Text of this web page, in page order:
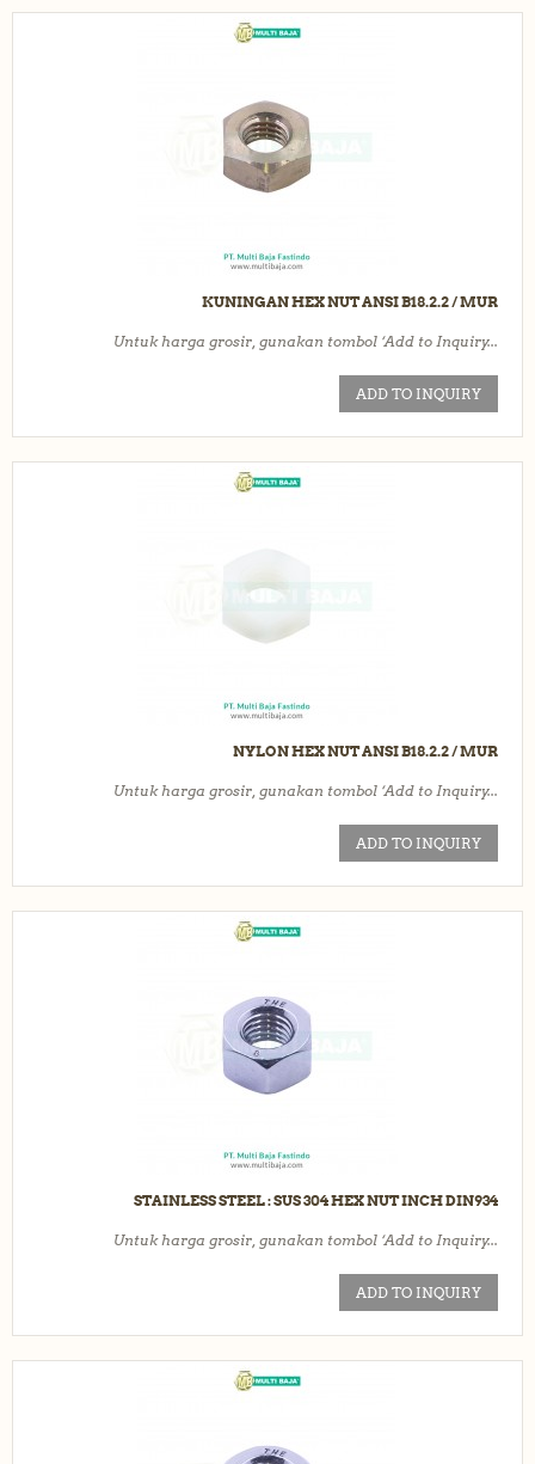
KUNINGAN HEX NUT ANSI B18.2.2 / MUR
Untuk harga grosir, gunakan tombol ‘Add to Inquiry...
ADD TO INQUIRY
NYLON HEX NUT ANSI B18.2.2 / MUR
Untuk harga grosir, gunakan tombol ‘Add to Inquiry...
ADD TO INQUIRY
STAINLESS STEEL : SUS 304 HEX NUT INCH DIN934
Untuk harga grosir, gunakan tombol ‘Add to Inquiry...
ADD TO INQUIRY